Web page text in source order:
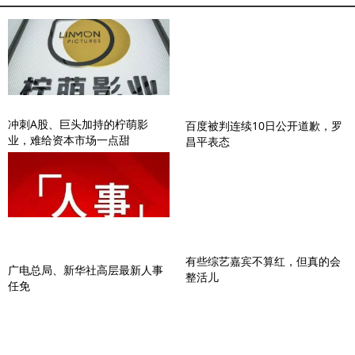
冲刺A股、巨头加持的柠萌影
业，难给资本市场一点甜
广电总局、新华社高层最新人事
任免
百度被判连续10日公开道歉，罗
昌平表态
有些综艺嘉宾不算红，但真的会
整活儿